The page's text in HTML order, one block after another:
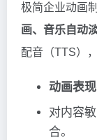
极简企业动画
画、音乐自动
配音（TTS）
动画表
对内容
合。